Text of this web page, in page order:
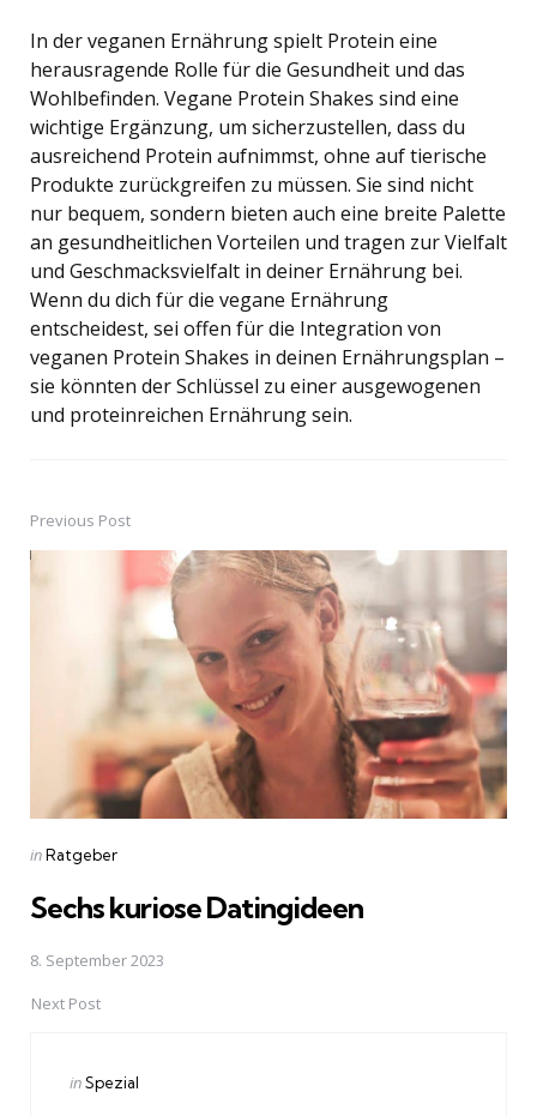
In der veganen Ernährung spielt Protein eine
herausragende Rolle für die Gesundheit und das
Wohlbefinden. Vegane Protein Shakes sind eine
wichtige Ergänzung, um sicherzustellen, dass du
ausreichend Protein aufnimmst, ohne auf tierische
Produkte zurückgreifen zu müssen. Sie sind nicht
nur bequem, sondern bieten auch eine breite Palette
an gesundheitlichen Vorteilen und tragen zur Vielfalt
und Geschmacksvielfalt in deiner Ernährung bei.
Wenn du dich für die vegane Ernährung
entscheidest, sei offen für die Integration von
veganen Protein Shakes in deinen Ernährungsplan –
sie könnten der Schlüssel zu einer ausgewogenen
und proteinreichen Ernährung sein.
Post
navigation
Previous Post
Posted
inRatgeber
Sechs kuriose Datingideen
8. September 2023
Next Post
Posted
inSpezial